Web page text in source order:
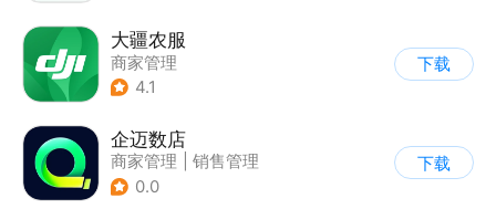
大疆农服
商家管理
4.1
下载
企迈数店
商家管理
销售管理
0.0
下载